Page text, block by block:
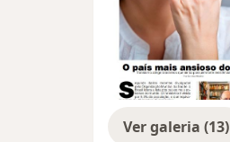
Ver galeria (13)